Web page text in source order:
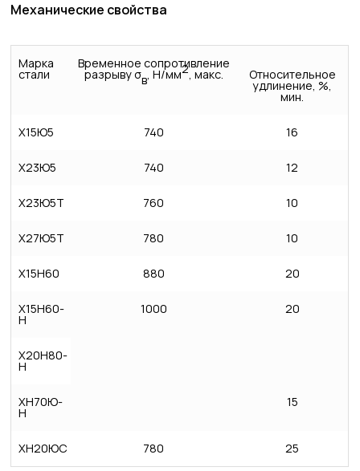
Механические свойства
Марка
стали
Временное сопротивление
разрыву σв, Н/мм2, макс. Относительное
удлинение, %,
мин.
Х15Ю5 740 16
Х23Ю5 740 12
Х23Ю5Т 760 10
Х27Ю5Т 780 10
Х15Н60 880 20
Х15Н60-
Н
1000 20
Х20Н80-
Н
ХН70Ю-
Н
15
ХН20ЮС 780 25